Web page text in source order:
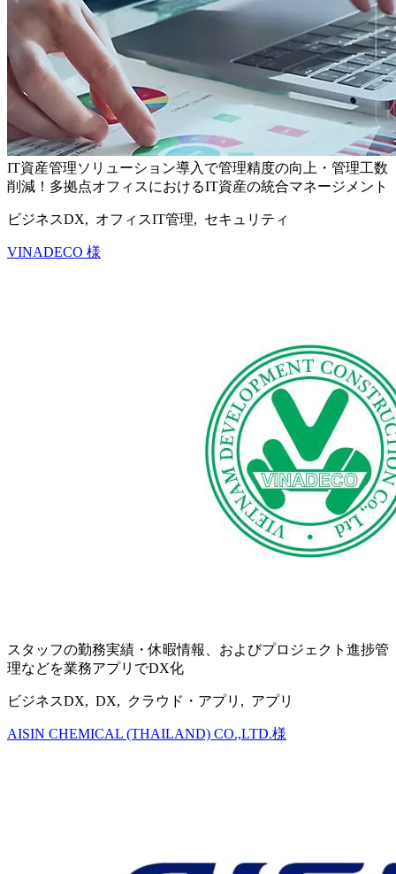
IT資産管理ソリューション導入で管理精度の向上・管理工数
削減！多拠点オフィスにおけるIT資産の統合マネージメント
ビジネスDX, オフィスIT管理, セキュリティ
VINADECO 様
スタッフの勤務実績・休暇情報、およびプロジェクト進捗管
理などを業務アプリでDX化
ビジネスDX, DX, クラウド・アプリ, アプリ
AISIN CHEMICAL (THAILAND) CO.,LTD.様